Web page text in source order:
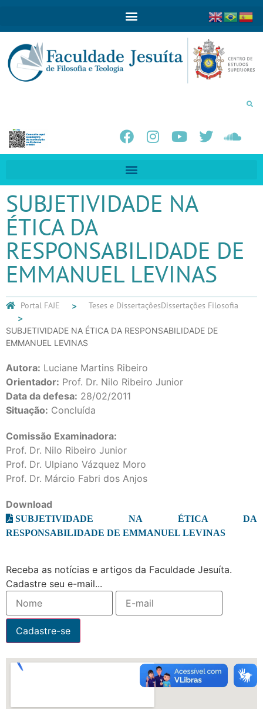
SUBJETIVIDADE NA
ÉTICA DA
RESPONSABILIDADE DE
EMMANUEL LEVINAS
Portal FAJE Teses e DissertaçõesDissertações Filosofia
SUBJETIVIDADE NA ÉTICA DA RESPONSABILIDADE DE
EMMANUEL LEVINAS
Autora: Luciane Martins Ribeiro
Orientador: Prof. Dr. Nilo Ribeiro Junior
Data da defesa: 28/02/2011
Situação: Concluída
Comissão Examinadora:
Prof. Dr. Nilo Ribeiro Junior
Prof. Dr. Ulpiano Vázquez Moro
Prof. Dr. Márcio Fabri dos Anjos
Download
SUBJETIVIDADE NA ÉTICA DA
RESPONSABILIDADE DE EMMANUEL LEVINAS
Receba as notícias e artigos da Faculdade Jesuíta.
Cadastre seu e-mail...